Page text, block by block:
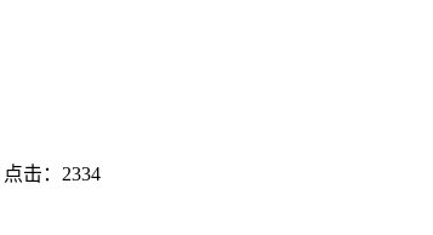
点击： 2334